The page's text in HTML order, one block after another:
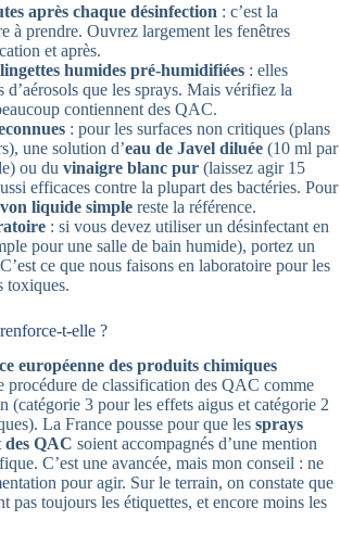
après chaque désinfection : c’est la
à prendre. Ouvrez largement les fenêtres
et après.
humides pré-humidifiées : elles
d’aérosols que les sprays. Mais vérifiez la
contiennent des QAC.
: pour les surfaces non critiques (plans
une solution d’eau de Javel diluée (10 ml par
ou du vinaigre blanc pur (laissez agir 15
efficaces contre la plupart des bactéries. Pour
liquide simple reste la référence.
: si vous devez utiliser un désinfectant en
pour une salle de bain humide), portez un
ce que nous faisons en laboratoire pour les
toxiques.
t-elle ?
européenne des produits chimiques
procédure de classification des QAC comme
(catégorie 3 pour les effets aigus et catégorie 2
La France pousse pour que les sprays
des QAC soient accompagnés d’une mention
C’est une avancée, mais mon conseil : ne
pour agir. Sur le terrain, on constate que
pas toujours les étiquettes, et encore moins les